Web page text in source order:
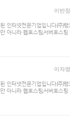
이반장
인터넷전문기업입니다.(주)
아니라 웹호스팅,서버호스팅
이자영
인터넷전문기업입니다.(주)
아니라 웹호스팅,서버호스팅